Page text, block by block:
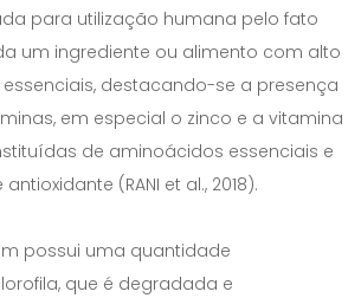
para utilização humana pelo fato
um ingrediente ou alimento com alto
destacando-se a presença
em especial o zinco e a vitamina
de aminoácidos essenciais e
(RANI et al., 2018).
possui uma quantidade
que é degradada e